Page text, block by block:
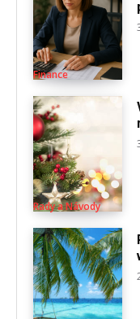
Finance
Rady a Návody